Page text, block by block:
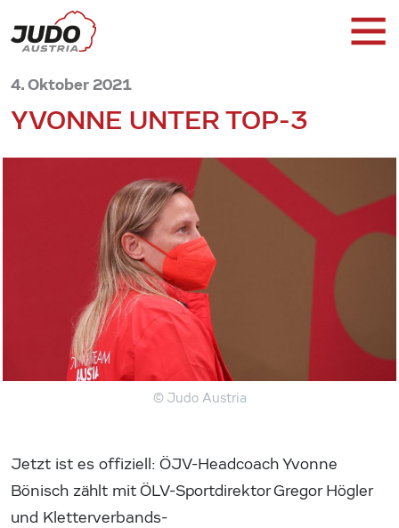
4. Oktober 2021
YVONNE UNTER TOP-3
© Judo Austria
Jetzt ist es offiziell: ÖJV-Headcoach Yvonne
Bönisch zählt mit ÖLV-Sportdirektor Gregor Högler
und Kletterverbands-